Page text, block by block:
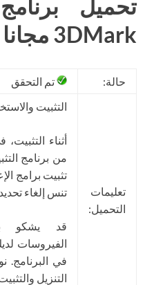
3DMark مجانا
حالة: تم التحقق
تعليمات
التحميل:
التثبيت
أثناء
من برنامج
تثبيت برامج
تنس إلغاء
قد يشكو
الفيروسات
في البرنامج.
التنزيل